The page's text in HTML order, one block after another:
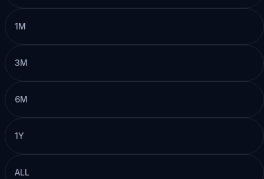
1M
3M
6M
1Y
ALL